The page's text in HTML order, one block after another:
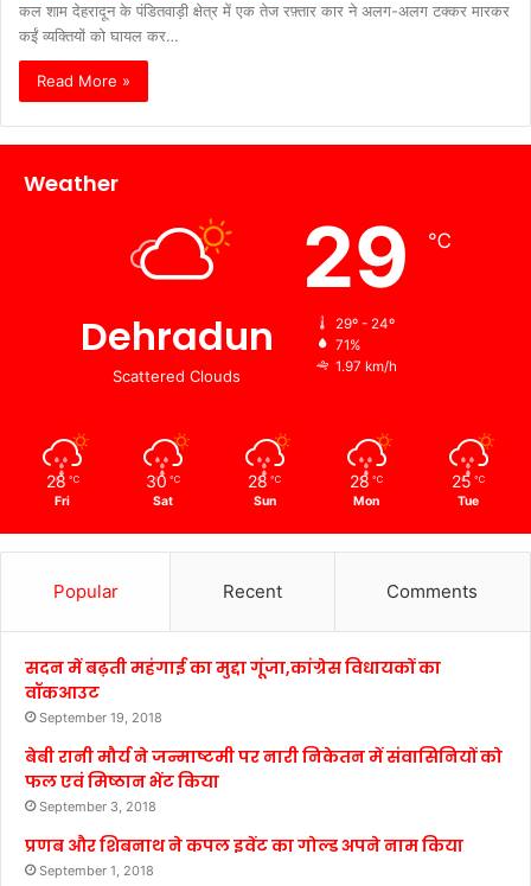
कल शाम देहरादून के पंडितवाड़ी क्षेत्र में एक तेज रफ़्तार कार ने अलग-अलग टक्कर मारकर
कईं व्यक्तियों को घायल कर…
Read More »
Weather
Dehradun
Scattered Clouds
29 ℃
29º - 24º
71%
1.97 km/h
28 ℃
Fri
30 ℃
Sat
28 ℃
Sun
28 ℃
Mon
25 ℃
Tue
Popular Recent Comments
सदन में बढ़ती महंगाई का मुद्दा गूंजा,कांग्रेस विधायकों का
वॉकआउट
September 19, 2018
बेबी रानी मौर्य ने जन्माष्टमी पर नारी निकेतन में संवासिनियों को
फल एवं मिष्ठान भेंट किया
September 3, 2018
प्रणब और शिबनाथ ने कपल इवेंट का गोल्ड अपने नाम किया
September 1, 2018